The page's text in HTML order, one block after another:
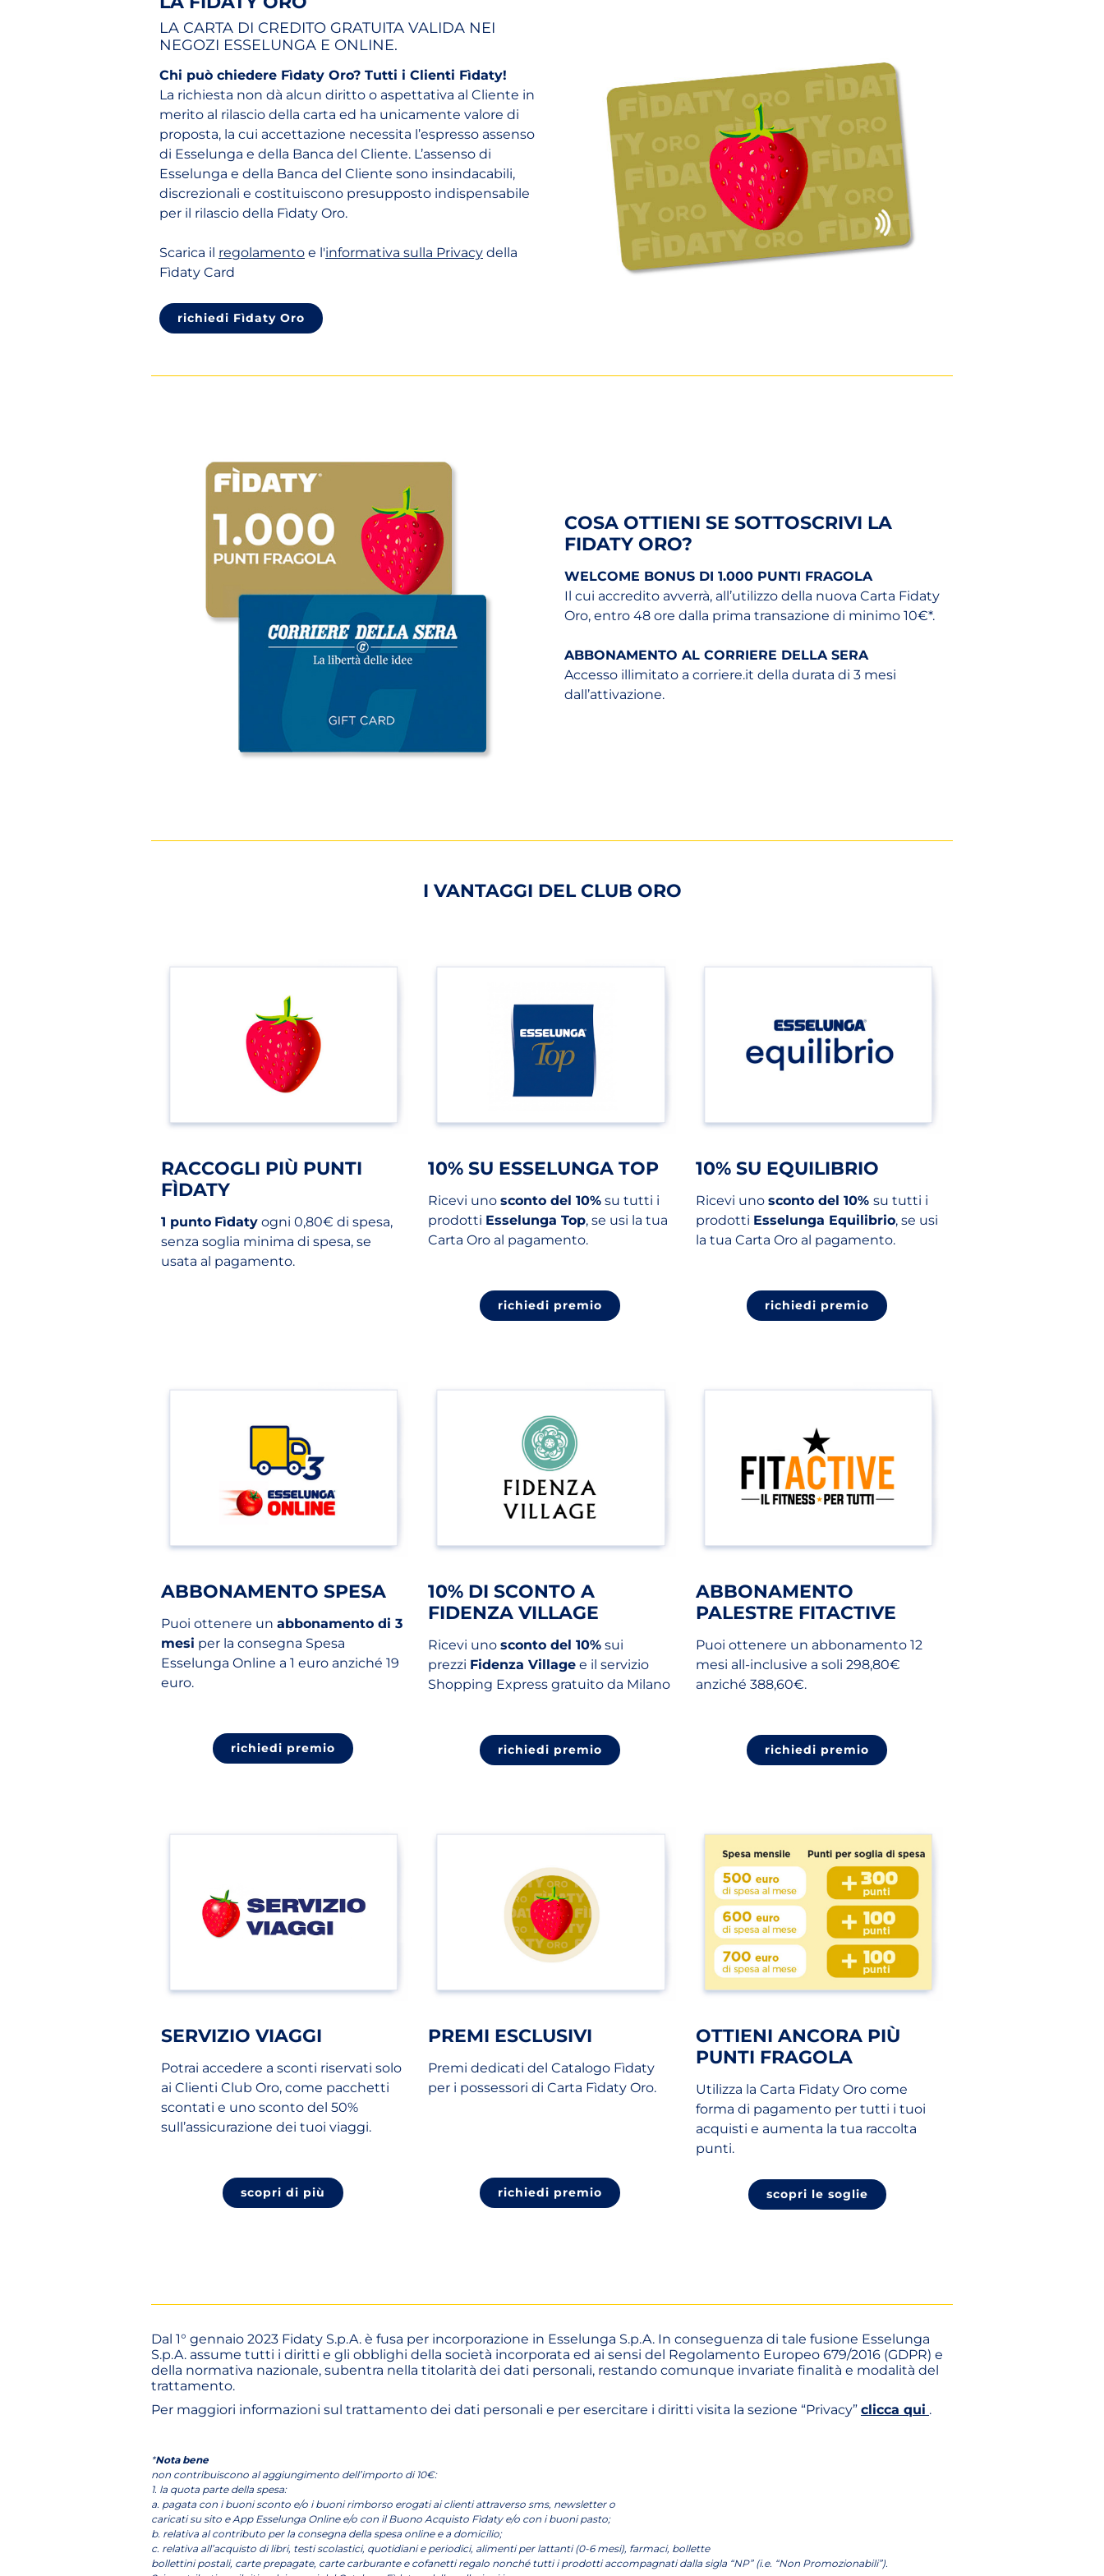
LA CARTA DI CREDITO GRATUITA VALIDA NEI
NEGOZI ESSELUNGA E ONLINE.
Chi può chiedere Fìdaty Oro? Tutti i Clienti Fìdaty!
La richiesta non dà alcun diritto o aspettativa al Cliente in
merito al rilascio della carta ed ha unicamente valore di
proposta, la cui accettazione necessita l’espresso assenso
di Esselunga e della Banca del Cliente. L’assenso di
Esselunga e della Banca del Cliente sono insindacabili,
discrezionali e costituiscono presupposto indispensabile
per il rilascio della Fìdaty Oro.
Scarica il regolamento(apri in un nuovo tab)
e l'informativa sulla Privacy(apri in un nuovo tab)
della
Fìdaty Card
richiedi Fìdaty Oro
COSA OTTIENI SE SOTTOSCRIVI LA
FIDATY ORO?
WELCOME BONUS DI 1.000 PUNTI FRAGOLA
Il cui accredito avverrà, all’utilizzo della nuova Carta Fidaty
Oro, entro 48 ore dalla prima transazione di minimo 10€*.
ABBONAMENTO AL CORRIERE DELLA SERA
Accesso illimitato a corriere.it della durata di 3 mesi
dall’attivazione.
I VANTAGGI DEL CLUB ORO
RACCOGLI PIÙ PUNTI
FÌDATY
1 punto Fìdaty ogni 0,80€ di spesa,
senza soglia minima di spesa, se
usata al pagamento.
10% SU ESSELUNGA TOP
Ricevi unosconto del 10% su tutti i
prodotti Esselunga Top, se usi la tua
Carta Oro al pagamento.
richiedi premio(apri in un nuovo tab)
10% SU EQUILIBRIO
Ricevi uno sconto del 10% su tutti i
prodotti Esselunga Equilibrio, se usi
la tua Carta Oro al pagamento.
richiedi premio (apri in un nuovo tab)
ABBONAMENTO SPESA
Puoi ottenere un abbonamento di 3
mesi per la consegna Spesa
Esselunga Online a 1 euro anziché 19
euro.
richiedi premio
10% DI SCONTO A
FIDENZA VILLAGE
Ricevi unosconto del 10% sui
prezzi Fidenza Village e il servizio
Shopping Express gratuito da Milano
richiedi premio
ABBONAMENTO
PALESTRE FITACTIVE
Puoi ottenere un abbonamento 12
mesi all-inclusive a soli 298,80€
anziché 388,60€.
richiedi premio
SERVIZIO VIAGGI
Potrai accedere a sconti riservati solo
ai Clienti Club Oro, come pacchetti
scontati e uno sconto del 50%
sull’assicurazione dei tuoi viaggi.
scopri di più
PREMI ESCLUSIVI
Premi dedicati del Catalogo Fìdaty
per i possessori di Carta Fìdaty Oro.
richiedi premio
OTTIENI ANCORA PIÙ
PUNTI FRAGOLA
Utilizza la Carta Fìdaty Oro come
forma di pagamento per tutti i tuoi
acquisti e aumenta la tua raccolta
punti.
scopri le soglie
Dal 1° gennaio 2023 Fidaty S.p.A. è fusa per incorporazione in Esselunga S.p.A. In conseguenza di tale fusione Esselunga
S.p.A. assume tutti i diritti e gli obblighi della società incorporata ed ai sensi del Regolamento Europeo 679/2016 (GDPR) e
della normativa nazionale, subentra nella titolarità dei dati personali, restando comunque invariate finalità e modalità del
trattamento.
Per maggiori informazioni sul trattamento dei dati personali e per esercitare i diritti visita la sezione “Privacy” clicca qui .
*Nota bene
non contribuiscono al aggiungimento dell’importo di 10€:
1. la quota parte della spesa:
a. pagata con i buoni sconto e/o i buoni rimborso erogati ai clienti attraverso sms, newsletter o
caricati su sito e App Esselunga Online e/o con il Buono Acquisto Fìdaty e/o con i buoni pasto;
b. relativa al contributo per la consegna della spesa online e a domicilio;
c. relativa all’acquisto di libri, testi scolastici, quotidiani e periodici, alimenti per lattanti (0-6 mesi), farmaci, bollette
bollettini postali, carte prepagate, carte carburante e cofanetti regalo nonché tutti i prodotti accompagnati dalla sigla “NP” (i.e. “Non Promozionabili”).